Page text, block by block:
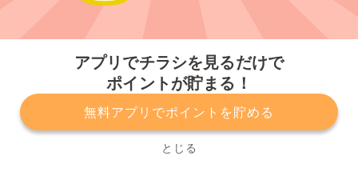
アプリでチラシを見るだけで
ポイントが貯まる！
無料アプリでポイントを貯める
とじる
プライバシーポリシー 利用規約
運営会社
サービスに関してのお問い合わせ